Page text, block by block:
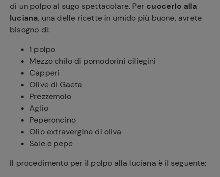
di un polpo al sugo spettacolare. Per cuocerlo alla
luciana, una delle ricette in umido più buone, avrete
bisogno di:
1 polpo
Mezzo chilo di pomodorini ciliegini
Capperi
Olive di Gaeta
Prezzemolo
Aglio
Peperoncino
Olio extravergine di oliva
Sale e pepe
Il procedimento per il polpo alla luciana è il seguente: